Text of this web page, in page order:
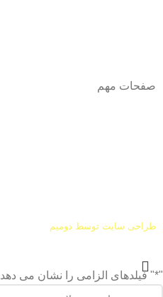
صفحات مهم
طراحی سایت توسط دومیم
"
*" فیلدهای الزامی را نشان می دهد